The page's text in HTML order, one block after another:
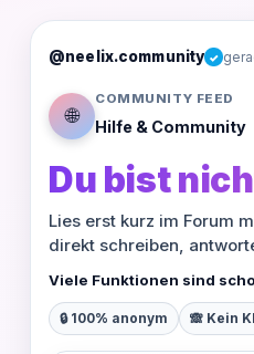
@neelix.community ✓
🌐
COMMUNITY FEED
Hilfe & Community
Du bist
Lies erst kurz im Forum
direkt schreiben,
Viele Funktionen sind
🔒 100% anonym 🙈 Kein